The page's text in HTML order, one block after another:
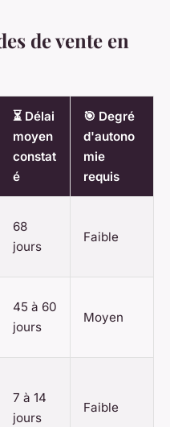
de vente en
⏳ Délai
moyen
constat
é
🎯 Degré
d'autono
mie
requis
68
jours
Faible
45 à 60
jours
Moyen
7 à 14
jours
Faible